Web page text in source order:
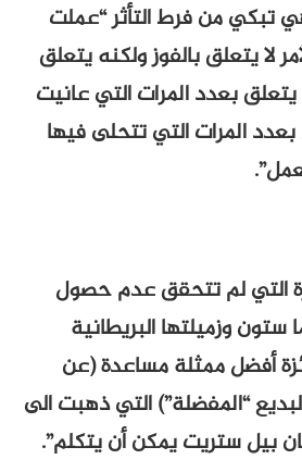
تبكي من فرط التأثر “عملت
لا يتعلق بالفوز ولكنه يتعلق
يتعلق بعدد المرات التي عانيت
المرات التي تتحلى فيها
التي لم تتحقق عدم حصول
ستون وزميلتها البريطانية
أفضل ممثلة مساعدة (عن
“المفضلة”) التي ذهبت الى
بيل ستريت يمكن أن يتكلم”.